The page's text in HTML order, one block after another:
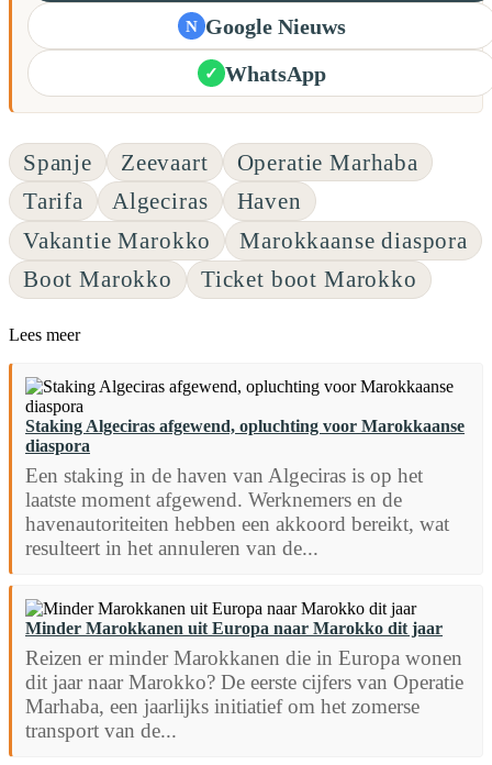
N Google Nieuws
✓ WhatsApp
Spanje Zeevaart
Operatie Marhaba
Tarifa
Algeciras
Haven
Vakantie Marokko
Marokkaanse diaspora
Boot Marokko
Ticket boot Marokko
Lees meer
Staking Algeciras afgewend, opluchting voor Marokkaanse
diaspora
Een staking in de haven van Algeciras is op het
laatste moment afgewend. Werknemers en de
havenautoriteiten hebben een akkoord bereikt, wat
resulteert in het annuleren van de...
Minder Marokkanen uit Europa naar Marokko dit jaar
Reizen er minder Marokkanen die in Europa wonen
dit jaar naar Marokko? De eerste cijfers van Operatie
Marhaba, een jaarlijks initiatief om het zomerse
transport van de...